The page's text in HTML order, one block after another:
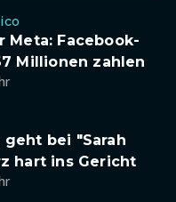
Meta: Facebook-
Millionen zahlen
bei "Sarah
hart ins Gericht